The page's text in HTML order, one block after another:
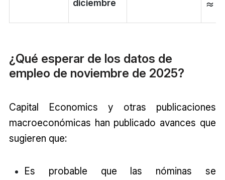
diciembre
≈
¿Qué esperar de los datos de
empleo de noviembre de 2025?
Capital Economics y otras publicaciones
macroeconómicas han publicado avances que
sugieren que:
Es probable que las nóminas se